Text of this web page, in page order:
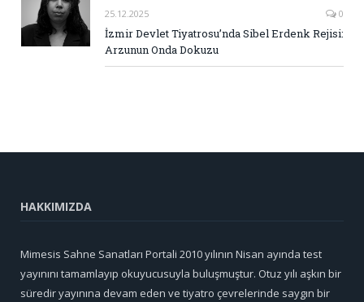
25.12.2025 0
İzmir Devlet Tiyatrosu’nda Sibel Erdenk Rejisi:
Arzunun Onda Dokuzu
HAKKIMIZDA
Mimesis Sahne Sanatları Portali 2010 yılının Nisan ayında test
yayınını tamamlayıp okuyucusuyla buluşmuştur. Otuz yılı aşkın bir
süredir yayınına devam eden ve tiyatro çevrelerinde saygın bir